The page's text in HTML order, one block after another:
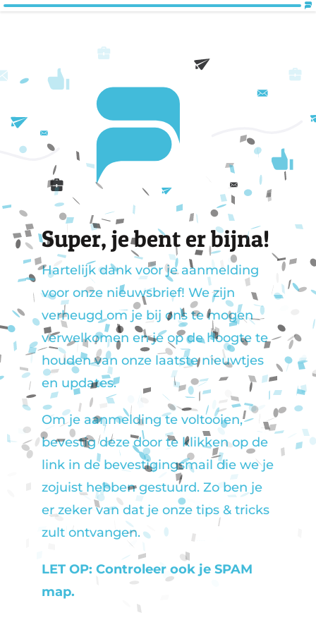
Super, je bent er bijna!
Hartelijk dank voor je aanmelding
voor onze nieuwsbrief! We zijn
verheugd om je bij ons te mogen
verwelkomen en je op de hoogte te
houden van onze laatste nieuwtjes
en updates.
Om je aanmelding te voltooien,
bevestig deze door te klikken op de
link in de bevestigingsmail die we je
zojuist hebben gestuurd. Zo ben je
er zeker van dat je onze tips & tricks
zult ontvangen.
LET OP: Controleer ook je SPAM
map.